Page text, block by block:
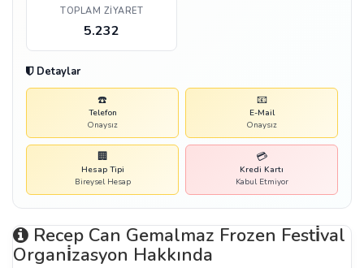
TOPLAM ZIYARET
5.232
Detaylar
☎️
Telefon
Onaysız
📧
E-Mail
Onaysız
🏢
Hesap Tipi
Bireysel Hesap
💳
Kredi Kartı
Kabul Etmiyor
Recep Can Gemalmaz Frozen Festi̇val
Organi̇zasyon Hakkında